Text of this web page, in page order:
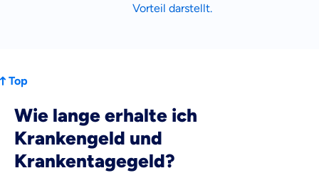
Vorteil darstellt.
Top
Wie lange erhalte ich
Krankengeld und
Krankentagegeld?
Weiter zu deinen Informationen